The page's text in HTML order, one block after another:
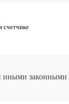
счетчике
иными законными